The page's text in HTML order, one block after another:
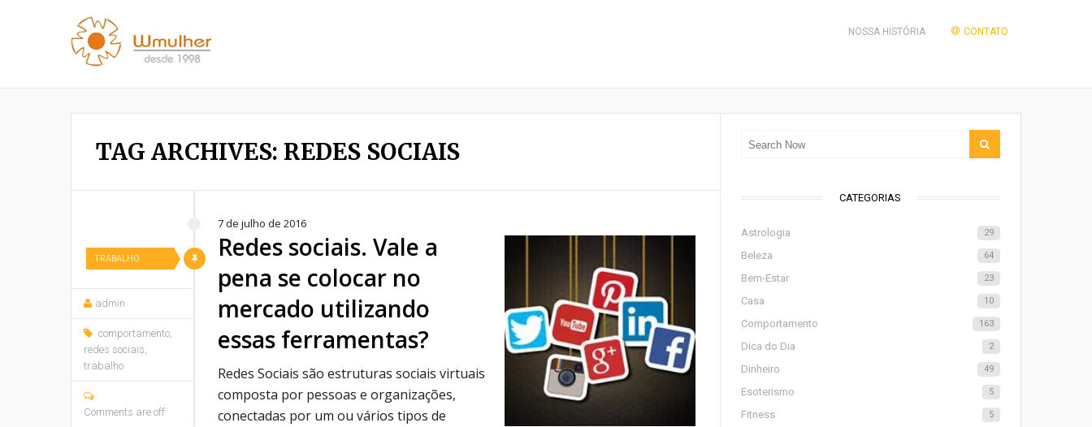
NOSSA HISTÓRIA CONTATO
TAG ARCHIVES: REDES SOCIAIS
TRABALHO
7 de julho de 2016
Redes sociais. Vale a
pena se colocar no
mercado utilizando
essas ferramentas?
admin
comportamento,
redes sociais,
trabalho
Comments are off
Redes Sociais são estruturas sociais virtuais
composta por pessoas e organizações,
conectadas por um ou vários tipos de
CATEGORIAS
Astrologia 29
Beleza 64
Bem-Estar 23
Casa 10
Comportamento 163
Dica do Dia 2
Dinheiro 49
Esoterismo 5
Fitness 5